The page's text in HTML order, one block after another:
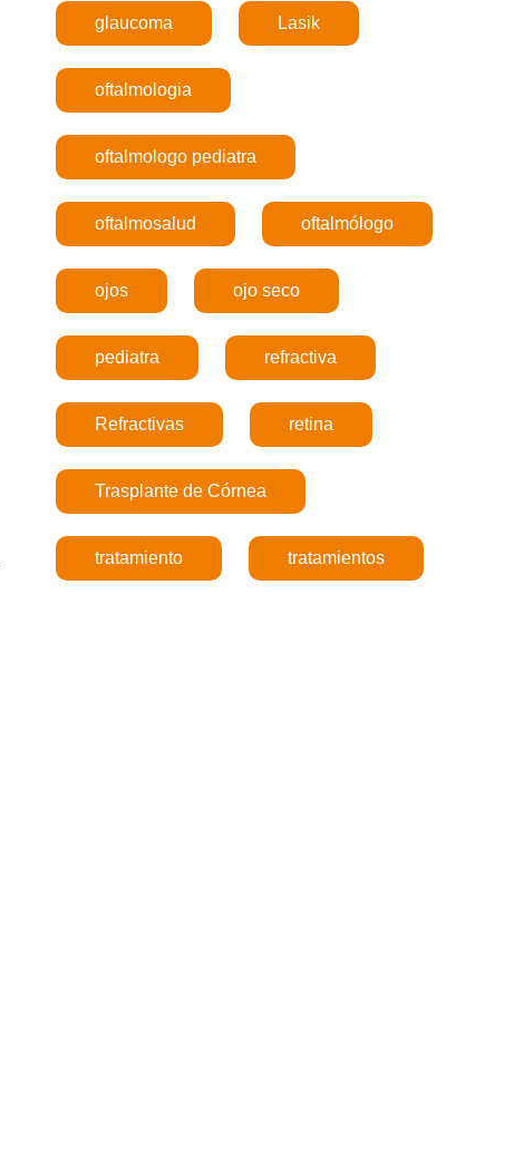
glaucoma Lasik
oftalmologia
oftalmologo pediatra
oftalmosalud oftalmólogo
ojos ojo seco
pediatra refractiva
Refractivas retina
Trasplante de Córnea
tratamiento tratamientos